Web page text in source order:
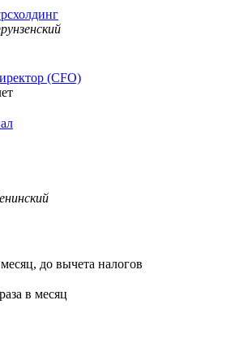
(CFO)
до вычета налогов
в месяц